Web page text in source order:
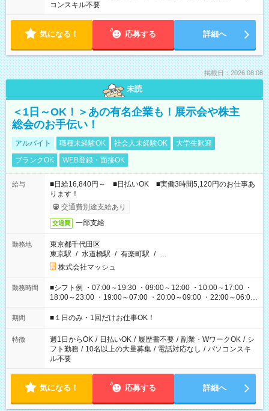
コンスキル不要
気になる！ 応募する 詳細へ
掲載日：2026.08.08
未読
＜1日～OK！＞あの有名企業も！展示会や株主
総会のお手伝い！
アルバイト 職種未経験OK 社会人未経験OK
大学生歓迎
ブランクOK
WEB登録・面接OK
給与
■日給16,840円～ ■日払いOK ■実働3時間5,120円のお仕事あ
ります！
交通費別途支給あり
交通費 一部支給
勤務地
東京都千代田区
東京駅 / 水道橋駅 / 有楽町駅 / …
株式会社マッシュ
勤務時間
■シフト例 ・07:00～19:30 ・09:00～12:00 ・10:00～17:00 ・
18:00～23:00 ・19:00～07:00 ・20:00～09:00 ・22:00～06:00
etc ★最短で3時間で5,120円のお仕事から 15時間で2万円近く稼
げるお仕事も！ ご希望のお時間に合わせてご紹介！ ※シフトは
ください！
期間 ■１日のみ・1回だけお仕事OK！
特徴 週1日からOK / 日払いOK / 履歴書不要 / 副業・WワークOK / シ
フト勤務 / 10名以上の大量募集 / 電話対応なし / パソコンスキ
ル不要
気になる！ 応募する 詳細へ